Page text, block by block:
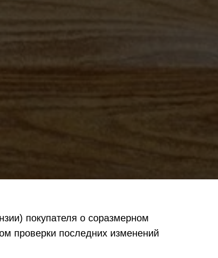
покупателя о соразмерном
проверки последних изменений